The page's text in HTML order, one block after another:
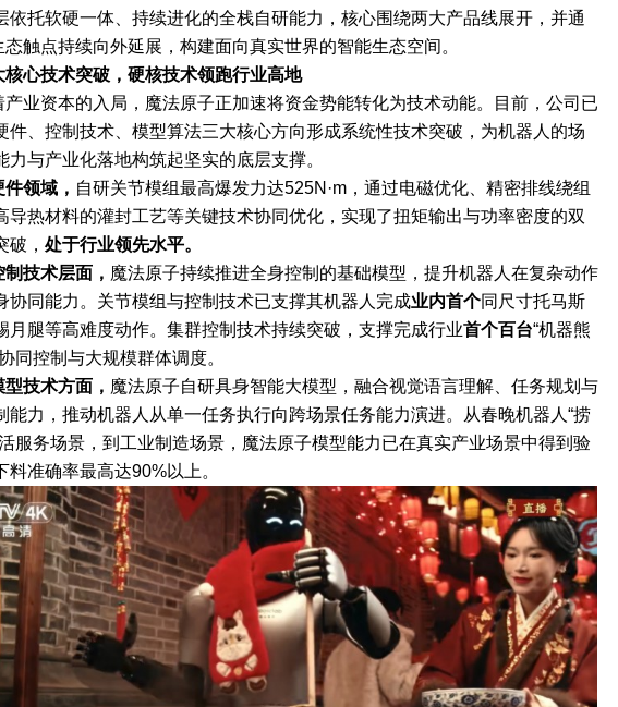
依托软硬一体、持续进化的全栈自研能力，核心围绕两大产品线展开，并通
触点持续向外延展，构建面向真实世界的智能生态空间。
核心技术突破，硬核技术领跑行业高地
产业资本的入局，魔法原子正加速将资金势能转化为技术动能。目前，公司已
件、控制技术、模型算法三大核心方向形成系统性技术突破，为机器人的场
力与产业化落地构筑起坚实的底层支撑。
领域， 自研关节模组最高爆发力达525N·m，通过电磁优化、精密排线绕组
导热材料的灌封工艺等关键技术协同优化，实现了扭矩输出与功率密度的双
破， 处于行业领先水平。
制技术层面， 魔法原子持续推进全身控制的基础模型，提升机器人在复杂动作
协同能力。关节模组与控制技术已支撑其机器人完成业内首个同尺寸托马斯
月腿等高难度动作。集群控制技术持续突破，支撑完成行业首个百台“机器熊
同控制与大规模群体调度。
型技术方面， 魔法原子自研具身智能大模型，融合视觉语言理解、任务规划与
能力，推动机器人从单一任务执行向跨场景任务能力演进。从春晚机器人“捞
服务场景，到工业制造场景，魔法原子模型能力已在真实产业场景中得到验
料准确率最高达90%以上。